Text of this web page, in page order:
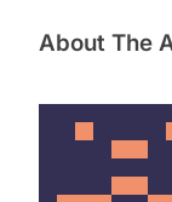
About The